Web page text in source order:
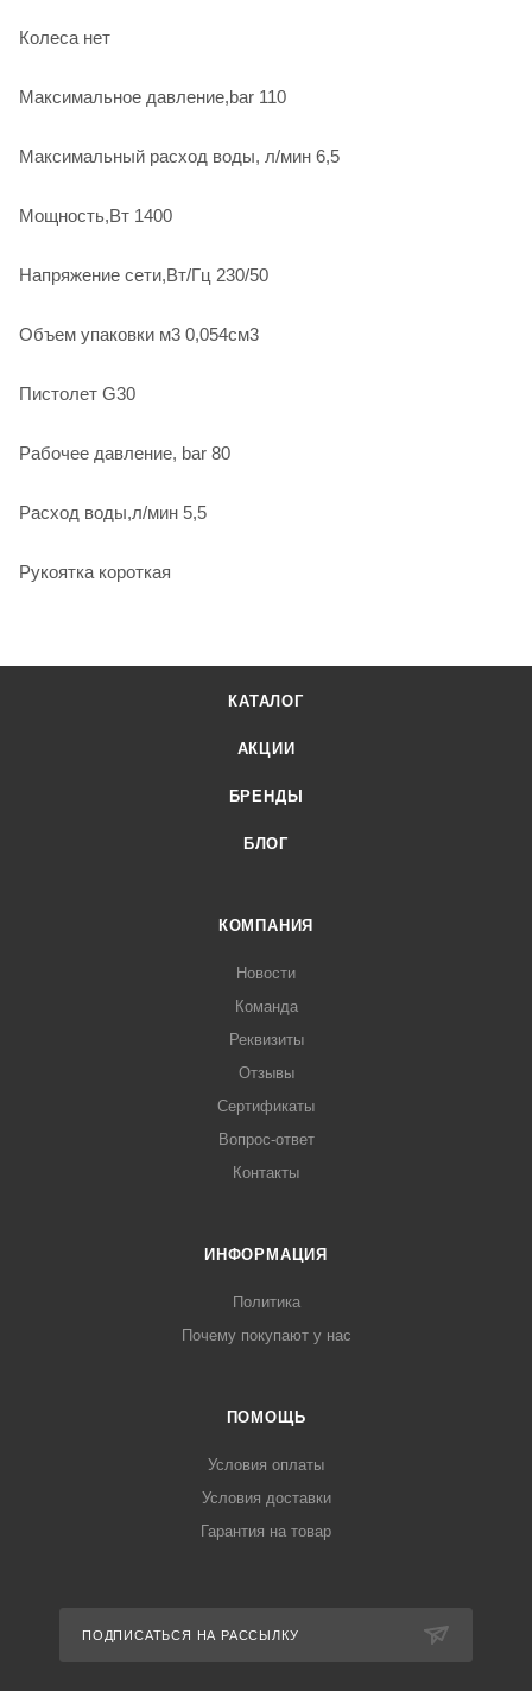
Колеса нет
Максимальное давление,bar 110
Максимальный расход воды, л/мин 6,5
Мощность,Вт 1400
Напряжение сети,Вт/Гц 230/50
Объем упаковки м3 0,054см3
Пистолет G30
Рабочее давление, bar 80
Расход воды,л/мин 5,5
Рукоятка короткая
КАТАЛОГ
АКЦИИ
БРЕНДЫ
БЛОГ
КОМПАНИЯ
Новости
Команда
Реквизиты
Отзывы
Сертификаты
Вопрос-ответ
Контакты
ИНФОРМАЦИЯ
Политика
Почему покупают у нас
ПОМОЩЬ
Условия оплаты
Условия доставки
Гарантия на товар
ПОДПИСАТЬСЯ НА РАССЫЛКУ